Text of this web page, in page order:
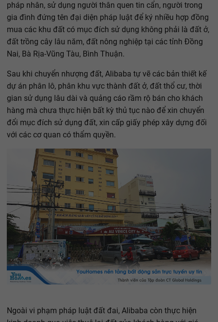
pháp nhân, sử dụng người thân quen tin cẩn, người trong
gia đình đứng tên đại diện pháp luật để ký nhiều hợp đồng
mua các khu đất có mục đích sử dụng không phải là đất ở,
đất trồng cây lâu năm, đất nông nghiệp tại các tỉnh Đồng
Nai, Bà Rịa-Vũng Tàu, Bình Thuận.
Sau khi chuyển nhượng đất, Alibaba tự vẽ các bản thiết kế
dự án phân lô, phân khu vực thành đất ở, đất thổ cư, thời
gian sử dụng lâu dài và quảng cáo rầm rộ bán cho khách
hàng mà chưa thực hiện bất kỳ thủ tục nào để xin chuyển
đổi mục đích sử dụng đất, xin cấp giấy phép xây dựng đối
với các cơ quan có thẩm quyền.
Ngoài vi phạm pháp luật đất đai, Alibaba còn thực hiện